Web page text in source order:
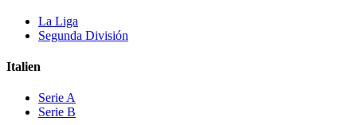
La Liga
Segunda División
Italien
Serie A
Serie B